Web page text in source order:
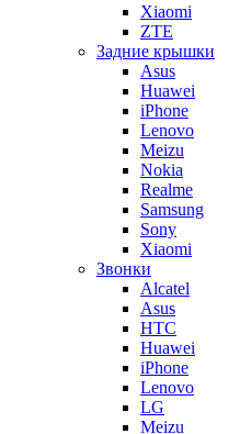
Xiaomi
ZTE
Задние крышки
Asus
Huawei
iPhone
Lenovo
Meizu
Nokia
Realme
Samsung
Sony
Xiaomi
Звонки
Alcatel
Asus
HTC
Huawei
iPhone
Lenovo
LG
Meizu